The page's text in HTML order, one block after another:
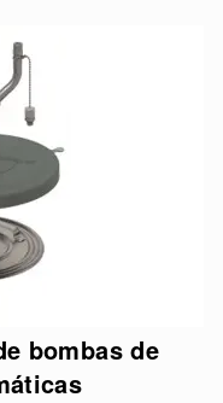
bombas de